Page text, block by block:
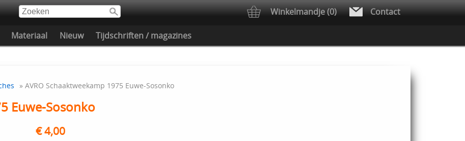
Winkelmandje (0) Contact
Materiaal Nieuw Tijdschriften / magazines
» AVRO Schaaktweekamp 1975 Euwe-Sosonko
Euwe-Sosonko
€ 4,00